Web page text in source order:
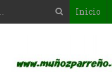
Inicio